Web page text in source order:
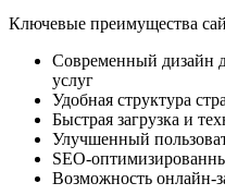
Ключевые преимущества
Современный дизайн
услуг
Удобная структура
Быстрая загрузка и
Улучшенный
SEO-
Возможность онлайн-